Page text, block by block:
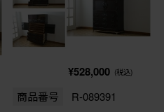
¥528,000 (税込)
商品番号 R-089391